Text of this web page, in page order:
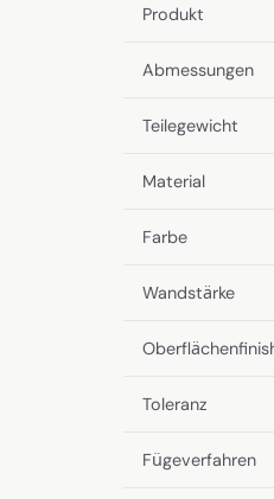
Produkt
Abmessungen
Teilegewicht
Material
Farbe
Wandstärke
Toleranz
Fügeverfahren